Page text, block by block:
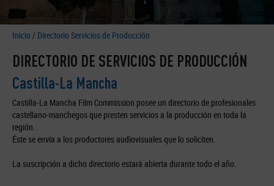
Inicio / Directorio Servicios de Producción
DIRECTORIO DE SERVICIOS DE PRODUCCIÓN
Castilla-La Mancha
Castilla-La Mancha Film Commission posee un directorio de profesionales
castellano-manchegos que presten servicios a la producción en toda la
región.
Éste se envía a los productores audiovisuales que lo soliciten.
La suscripción a dicho directorio estará abierta durante todo el año.